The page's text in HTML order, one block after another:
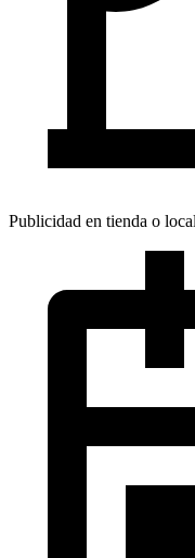
Publicidad en tienda o local